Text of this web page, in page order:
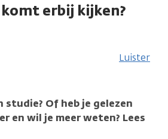
erbij kijken?
Luister
Of heb je gelezen
en wil je meer weten? Lees